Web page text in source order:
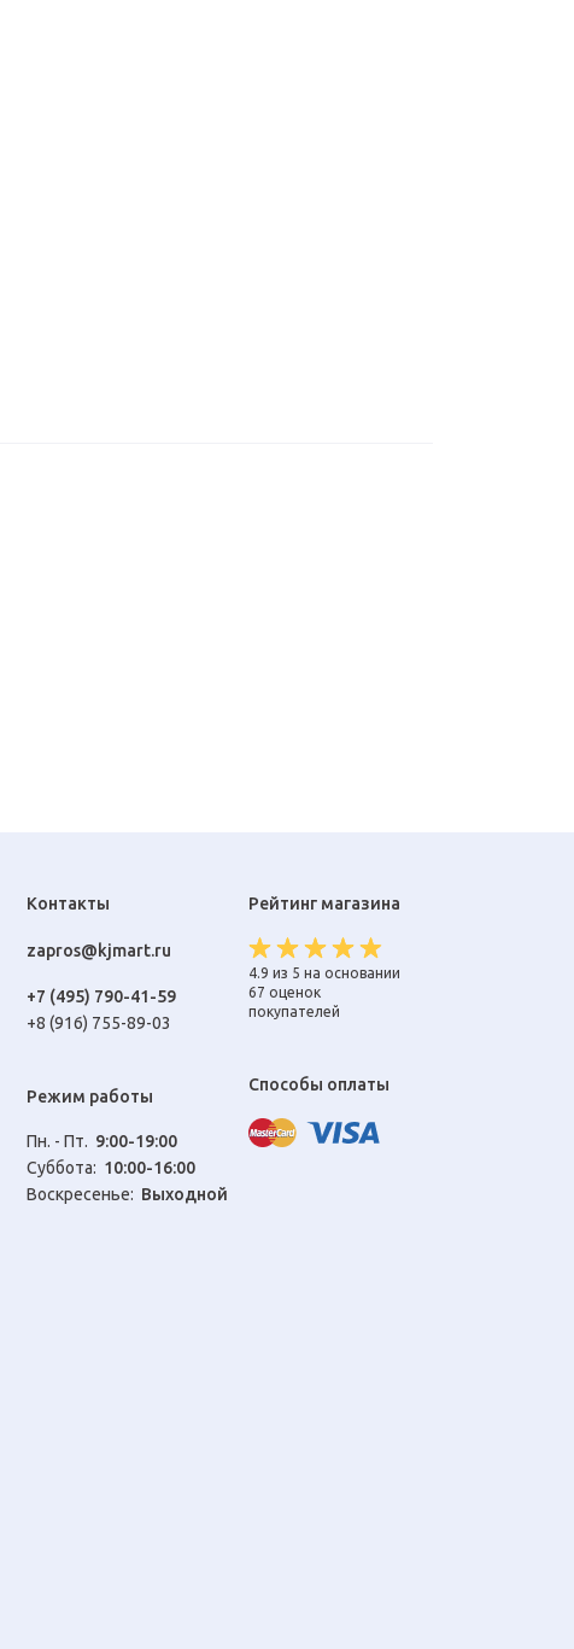
Контакты
zapros@kjmart.ru
+7 (495) 790-41-59
+8 (916) 755-89-03
Режим работы
Пн. - Пт. 9:00-19:00
Cуббота: 10:00-16:00
Воскресенье: Выходной
Рейтинг магазина
4.9 из 5 на основании
67 оценок
покупателей
Способы оплаты